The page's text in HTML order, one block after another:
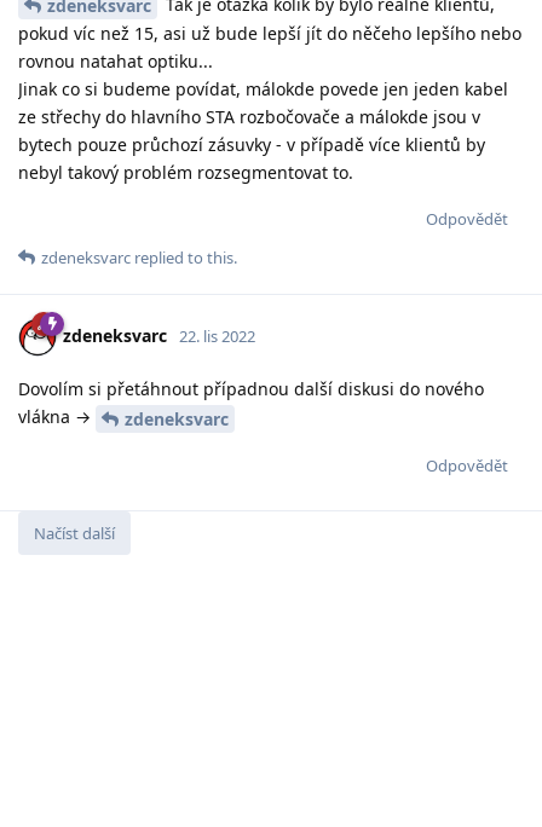
zdeneksvarc
pokud víc než 15, asi už bude lepší jít do něčeho lepšího nebo
rovnou natahat optiku...
Jinak co si budeme povídat, málokde povede jen jeden kabel
ze střechy do hlavního STA rozbočovače a málokde jsou v
bytech pouze průchozí zásuvky - v případě více klientů by
nebyl takový problém rozsegmentovat to.
Odpovědět
zdeneksvarc replied to this.
zdeneksvarc 22. lis 2022
Dovolím si přetáhnout případnou další diskusi do nového
vlákna →
zdeneksvarc
Odpovědět
Načíst další